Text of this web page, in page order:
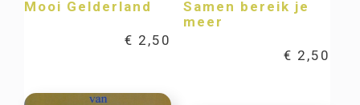
Mooi Gelderland
€ 2,50
Samen bereik je
meer
€ 2,50